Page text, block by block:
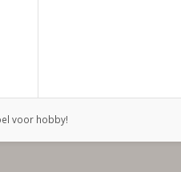
voor hobby!